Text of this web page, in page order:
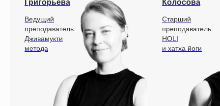
Григорьева
Ведущий
преподаватель
Дживамукти
метода
Колосова
Старший
преподаватель
HOLI
и хатха йоги